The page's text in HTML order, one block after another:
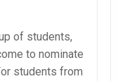
of students,
to nominate
students from